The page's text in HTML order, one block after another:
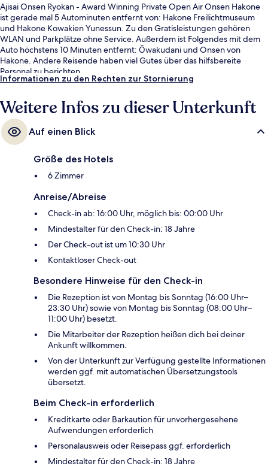
Ajisai Onsen Ryokan - Award Winning Private Open Air Onsen Hakone
ist gerade mal 5 Autominuten entfernt von: Hakone Freilichtmuseum
und Hakone Kowakien Yunessun. Zu den Gratisleistungen gehören
WLAN und Parkplätze ohne Service. Außerdem ist Folgendes mit dem
Auto höchstens 10 Minuten entfernt: Ōwakudani und Onsen von
Hakone. Andere Reisende haben viel Gutes über das hilfsbereite
Personal zu berichten.
Informationen zu den Rechten zur Stornierung
Weitere Infos zu dieser Unterkunft
Auf einen Blick
Größe des Hotels
6 Zimmer
Anreise/Abreise
Check-in ab: 16:00 Uhr, möglich bis: 00:00 Uhr
Mindestalter für den Check-in: 18 Jahre
Der Check-out ist um 10:30 Uhr
Kontaktloser Check-out
Besondere Hinweise für den Check-in
Die Rezeption ist von Montag bis Sonntag (16:00 Uhr–
23:30 Uhr) sowie von Montag bis Sonntag (08:00 Uhr–
11:00 Uhr) besetzt.
Die Mitarbeiter der Rezeption heißen dich bei deiner
Ankunft willkommen.
Von der Unterkunft zur Verfügung gestellte Informationen
werden ggf. mit automatischen Übersetzungstools
übersetzt.
Beim Check-in erforderlich
Kreditkarte oder Barkaution für unvorhergesehene
Aufwendungen erforderlich
Personalausweis oder Reisepass ggf. erforderlich
Mindestalter für den Check-in: 18 Jahre